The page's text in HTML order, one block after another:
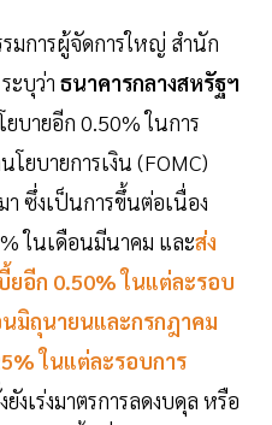
มการผู้จัดการใหญ่ สำนัก
ะบุว่า ธนาคารกลางสหรัฐฯ
บายอีก 0.50% ในการ
ยบายการเงิน (FOMC)
ซึ่งเป็นการขึ้นต่อเนื่อง
ในเดือนมีนาคม และส่ง
อีก 0.50% ในแต่ละรอบ
มิถุนายนและกรกฎาคม
ในแต่ละรอบการ
ยังเร่งมาตรการลดงบดุล หรือ